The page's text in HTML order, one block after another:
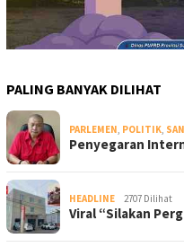
PALING BANYAK DILIHAT
PARLEMEN, POLITIK,
Penyegaran
HEADLINE 2707 Dilihat
Viral “Silakan